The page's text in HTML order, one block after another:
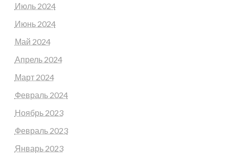
Июль 2024
Июнь 2024
Май 2024
Апрель 2024
Март 2024
Февраль 2024
Ноябрь 2023
Февраль 2023
Январь 2023